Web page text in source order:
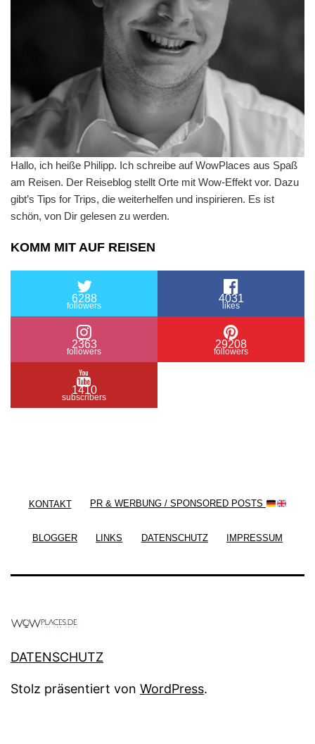
Hallo, ich heiße Philipp. Ich schreibe auf WowPlaces aus Spaß
am Reisen. Der Reiseblog stellt Orte mit Wow-Effekt vor. Dazu
gibt’s Tips for Trips, die weiterhelfen und inspirieren. Es ist
schön, von Dir gelesen zu werden.
KOMM MIT AUF REISEN
6288
followers
4031
likes
2363
followers
29208
followers
1410
subscribers
KONTAKT PR & WERBUNG / SPONSORED POSTS
BLOGGER LINKS DATENSCHUTZ IMPRESSUM
DATENSCHUTZ
Stolz präsentiert von WordPress.